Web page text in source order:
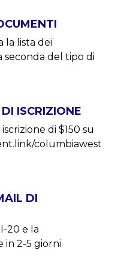
la lista dei
seconda del tipo di
ISCRIZIONE
di $150 su
columbiawest
DI
20 e la
in 2-5 giorni